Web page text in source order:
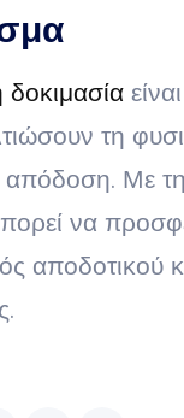
δοκιμασία
τη
απόδοση. Με
να